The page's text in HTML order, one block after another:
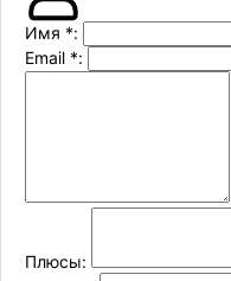
Имя *:
Email *:
Плюсы: